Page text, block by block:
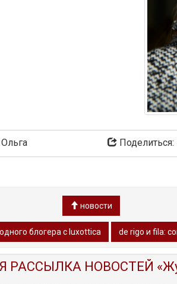
Поделиться:
новости
блогера с luxottica de rigo и fila:
РАССЫЛКА НОВОСТЕЙ